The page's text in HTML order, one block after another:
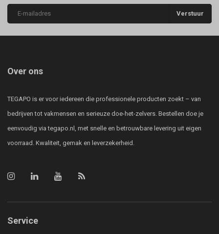
Verstuur
Over ons
TEGAPO is er voor iedereen die professionele producten zoekt – van
bedrijven tot vakmensen en serieuze doe-het-zelvers. Bestellen doe je
eenvoudig via tegapo.nl, met snelle en betrouwbare levering uit eigen
voorraad. Kwaliteit, gemak en leverzekerheid.
Service